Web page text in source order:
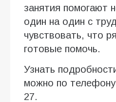
занятия помогают
один на один с
чувствовать, что
готовые помочь.
Узнать
можно по
27.